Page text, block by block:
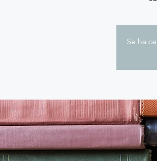
Se ha